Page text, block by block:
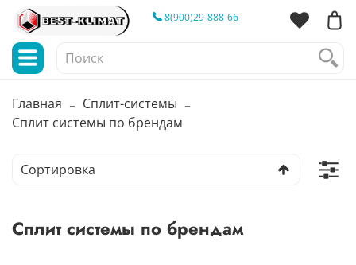
8(900)29-888-66
Главная
Сплит-системы
Сплит системы по брендам
Сплит системы по брендам